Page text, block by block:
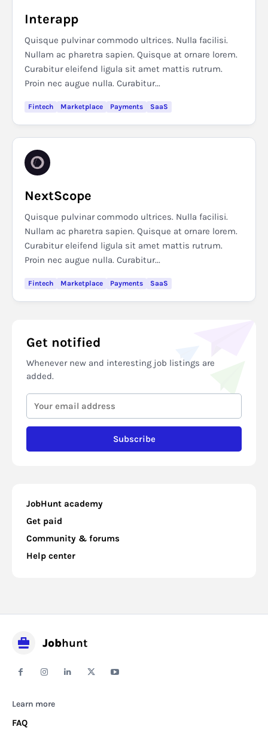
Interapp
Quisque pulvinar commodo ultrices. Nulla facilisi.
Nullam ac pharetra sapien. Quisque at ornare lorem.
Curabitur eleifend ligula sit amet mattis rutrum.
Proin nec augue nulla. Curabitur...
Fintech Marketplace Payments SaaS
NextScope
Quisque pulvinar commodo ultrices. Nulla facilisi.
Nullam ac pharetra sapien. Quisque at ornare lorem.
Curabitur eleifend ligula sit amet mattis rutrum.
Proin nec augue nulla. Curabitur...
Fintech Marketplace Payments SaaS
Get notified
Whenever new and interesting job listings are
added.
Subscribe
JobHunt academy
Get paid
Community & forums
Help center
Learn more
FAQ
Jobhunt